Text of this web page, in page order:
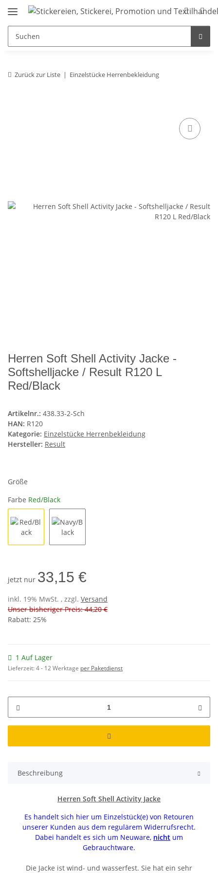
Zurück zur Liste Einzelstücke Herrenbekleidung
Herren Soft Shell Activity Jacke -
Softshelljacke / Result R120 L
Red/Black
Artikelnr.: 438.33-2-Sch
HAN: R120
Kategorie: Einzelstücke Herrenbekleidung
Hersteller: Result
Größe
Farbe Red/Black
jetzt nur 33,15 €
inkl. 19% MwSt. , zzgl. Versand
Unser bisheriger Preis: 44,20 €
Rabatt: 25%
1 Auf Lager
Lieferzeit:4 - 12 Werktage per Paketdienst
Beschreibung
Herren Soft Shell Activity Jacke
Es handelt sich hier um Einzelstück(e) von Retouren
unserer Kunden aus dem regulärem Widerrufsrecht.
Dabei handelt es sich um Neuware, nicht um
Gebrauchtware.
Die Jacke ist wind- und wasserfest. Sie hat ein sehr